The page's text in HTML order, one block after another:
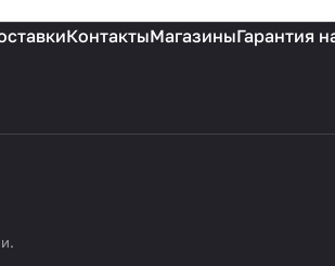
КонтактыМагазиныГарантия
.